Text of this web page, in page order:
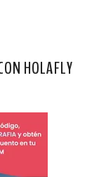
HOLAFLY